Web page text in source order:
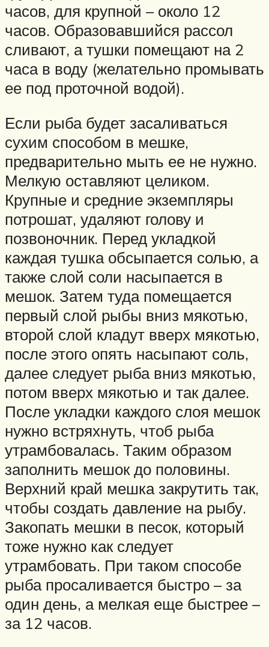
часов, для крупной – около 12
часов. Образовавшийся рассол
сливают, а тушки помещают на 2
часа в воду (желательно промывать
ее под проточной водой).
Если рыба будет засаливаться
сухим способом в мешке,
предварительно мыть ее не нужно.
Мелкую оставляют целиком.
Крупные и средние экземпляры
потрошат, удаляют голову и
позвоночник. Перед укладкой
каждая тушка обсыпается солью, а
также слой соли насыпается в
мешок. Затем туда помещается
первый слой рыбы вниз мякотью,
второй слой кладут вверх мякотью,
после этого опять насыпают соль,
далее следует рыба вниз мякотью,
потом вверх мякотью и так далее.
После укладки каждого слоя мешок
нужно встряхнуть, чтоб рыба
утрамбовалась. Таким образом
заполнить мешок до половины.
Верхний край мешка закрутить так,
чтобы создать давление на рыбу.
Закопать мешки в песок, который
тоже нужно как следует
утрамбовать. При таком способе
рыба просаливается быстро – за
один день, а мелкая еще быстрее –
за 12 часов.